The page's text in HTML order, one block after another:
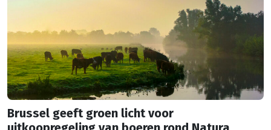
Brussel geeft groen licht voor